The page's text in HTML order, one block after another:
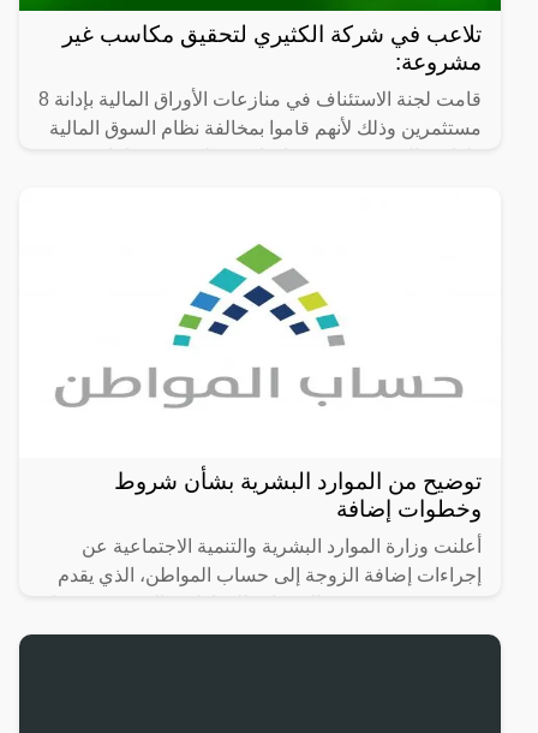
تلاعب في شركة الكثيري لتحقيق مكاسب غير
مشروعة:
قامت لجنة الاستئناف في منازعات الأوراق المالية بإدانة 8
مستثمرين وذلك لأنهم قاموا بمخالفة نظام السوق المالية
توضيح من الموارد البشرية بشأن شروط
وخطوات إضافة
أعلنت وزارة الموارد البشرية والتنمية الاجتماعية عن
إجراءات إضافة الزوجة إلى حساب المواطن، الذي يقدم
في ذلك